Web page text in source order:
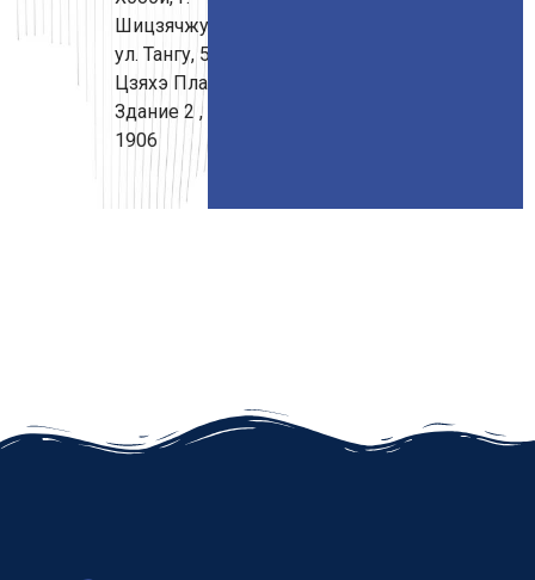
Шицзячжуан,
ул. Тангу, 569,
Цзяхэ Плаза,
Здание 2 ,
1906